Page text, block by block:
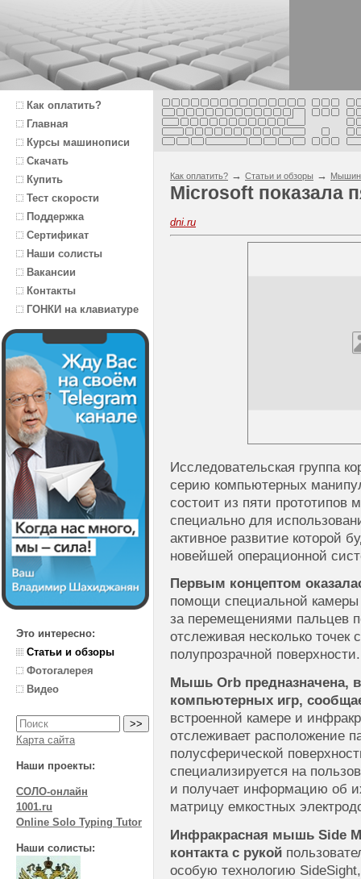
Как оплатить?
Главная
Курсы машинописи
Скачать
Купить
Тест скорости
Поддержка
Сертификат
Наши солисты
Вакансии
Контакты
ГОНКИ на клавиатуре
Это интересно:
Статьи и обзоры
Фотогалерея
Видео
Карта сайта
Наши проекты:
СОЛО-онлайн
1001.ru
Online Solo Typing Tutor
Наши солисты:
Как оплатить? → Статьи и обзоры →
Microsoft показала
dni.ru
Исследовательская группа
серию компьютерных
состоит из пяти прототипов
специально для
активное развитие которой
новейшей операционной
Первым концептом
помощи специальной
за перемещениями пальцев
отслеживая несколько точек
полупрозрачной поверхности.
Мышь Orb предназначена,
компьютерных игр,
встроенной камере и
отслеживает расположение
полусферической
специализируется на
и получает информацию об
матрицу емкостных
Инфракрасная мышь Side
контакта с рукой
особую технологию